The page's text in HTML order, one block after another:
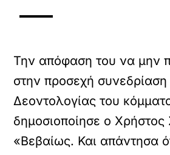
Την απόφαση του να μην
στην προσεχή συνεδρίαση
Δεοντολογίας του
δημοσιοποίησε ο Χρήστος
«Βεβαίως. Και απάντησα